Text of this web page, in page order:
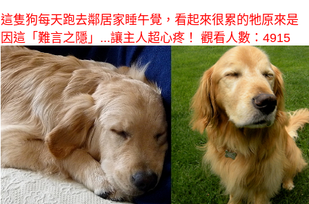
這隻狗每天跑去鄰居家睡午覺，看起來很累的牠原來是
因這「難言之隱」...讓主人超心疼！ 觀看人數：4915